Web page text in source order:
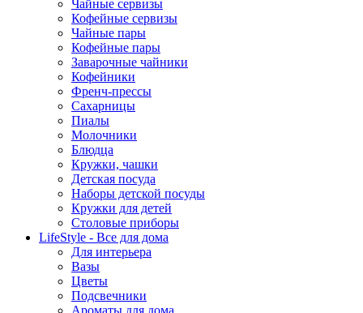
Чайные сервизы
Кофейные сервизы
Чайные пары
Кофейные пары
Заварочные чайники
Кофейники
Френч-прессы
Сахарницы
Пиалы
Молочники
Блюдца
Кружки, чашки
Детская посуда
Наборы детской посуды
Кружки для детей
Столовые приборы
LifeStyle - Все для дома
Для интерьера
Вазы
Цветы
Подсвечники
Ароматы для дома